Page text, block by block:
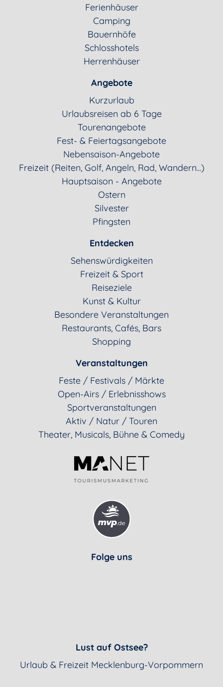
Ferienhäuser
Camping
Bauernhöfe
Schlosshotels
Herrenhäuser
Angebote
Kurzurlaub
Urlaubsreisen ab 6 Tage
Tourenangebote
Fest- & Feiertagsangebote
Nebensaison-Angebote
Freizeit (Reiten, Golf, Angeln, Rad, Wandern...)
Hauptsaison - Angebote
Ostern
Silvester
Pfingsten
Entdecken
Sehenswürdigkeiten
Freizeit & Sport
Reiseziele
Kunst & Kultur
Besondere Veranstaltungen
Restaurants, Cafés, Bars
Shopping
Veranstaltungen
Feste / Festivals / Märkte
Open-Airs / Erlebnisshows
Sportveranstaltungen
Aktiv / Natur / Touren
Theater, Musicals, Bühne & Comedy
Folge uns
Lust auf Ostsee?
Urlaub & Freizeit Mecklenburg-Vorpommern